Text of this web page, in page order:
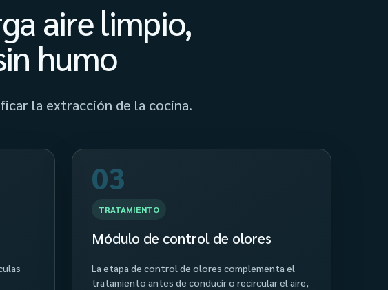
aire limpio,
humo
la extracción de la cocina.
03
TRATAMIENTO
Módulo de control de olores
La etapa de control de olores complementa el
tratamiento antes de conducir o recircular el aire,